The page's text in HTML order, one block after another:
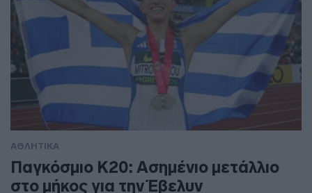
ΑΘΛΗΤΙΚΑ
Παγκόσμιο Κ20: Ασημένιο μετάλλιο
στο μήκος για την Έβελυν